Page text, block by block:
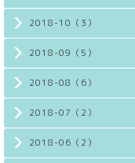
2018-10（3）
2018-09（5）
2018-08（6）
2018-07（2）
2018-06（2）